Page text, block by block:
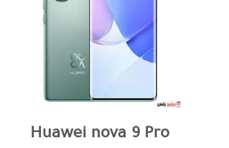
Huawei nova 9 Pro